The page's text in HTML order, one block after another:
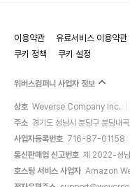
Type B : 2CD + 2 DVD
Type C : 2CD＋Photo
이용약관 유료서비스 이용약관
쿠키 정책
쿠키 설정
위버스컴퍼니 사업자 정보
상호 Weverse Company Inc.
주소 경기도 성남시 분당구 분당내
사업자등록번호 716-87-01158
통신판매업 신고번호 제 2022-성
호스팅 서비스 사업자 Amazon